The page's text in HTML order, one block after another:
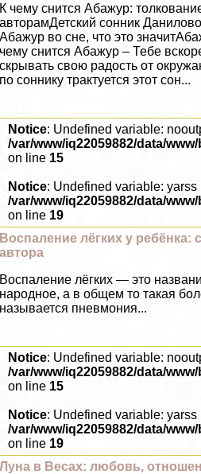
К чему снится Абажур:
авторамДетский сонник
Абажур во сне, что это
чему снится Абажур – Тебе
скрывать свою радость от
по соннику тpaктуется этот сон...
Notice: Undefined variable:
/var/www/iq22059882/data/
on line 15
Notice: Undefined variable: yarss
/var/www/iq22059882/data/
on line 19
Воспаление лёгких у
автора
Воспаление лёгких — это
народное, а в общем то такая
называется пневмония...
Notice: Undefined variable:
/var/www/iq22059882/data/
on line 15
Notice: Undefined variable: yarss
/var/www/iq22059882/data/
on line 19
Луна в Весах: любовь,